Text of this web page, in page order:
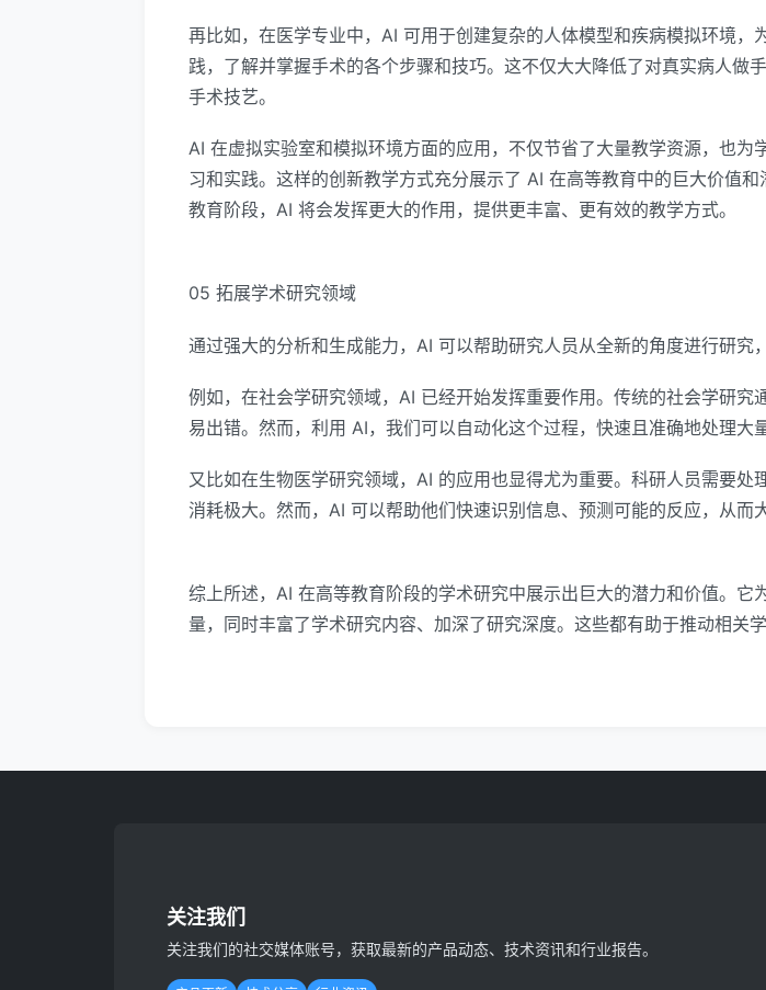
再比如，在医学专业中，AI 可用于创建复杂的人体模型和疾病模拟环境
践，了解并掌握手术的各个步骤和技巧。这不仅大大降低了对真实病人做
手术技艺。
AI 在虚拟实验室和模拟环境方面的应用，不仅节省了大量教学资源，也
习和实践。这样的创新教学方式充分展示了 AI 在高等教育中的巨大价值
教育阶段，AI 将会发挥更大的作用，提供更丰富、更有效的教学方式。
05 拓展学术研究领域
通过强大的分析和生成能力，AI 可以帮助研究人员从全新的角度进行研究
例如，在社会学研究领域，AI 已经开始发挥重要作用。传统的社会学研
易出错。然而，利用 AI，我们可以自动化这个过程，快速且准确地处理大
又比如在生物医学研究领域，AI 的应用也显得尤为重要。科研人员需要
消耗极大。然而，AI 可以帮助他们快速识别信息、预测可能的反应，从而
综上所述，AI 在高等教育阶段的学术研究中展示出巨大的潜力和价值。
量，同时丰富了学术研究内容、加深了研究深度。这些都有助于推动相关
关注我们
关注我们的社交媒体账号，获取最新的产品动态、技术资讯和行业报告。